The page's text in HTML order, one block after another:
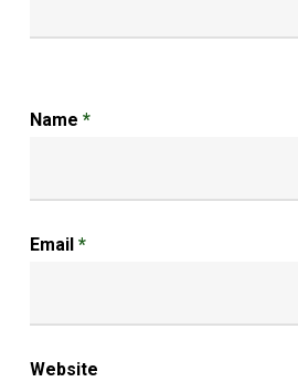
Name *
Email *
Website